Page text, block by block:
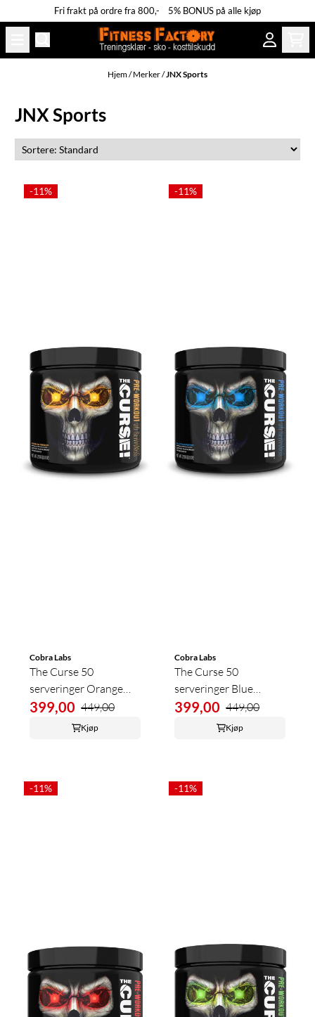
Hopp til innholdFri frakt på ordre fra 800,- 5% BONUS på alle kjøp
Hjem/Merker/JNX Sports
JNX Sports
-11%
Cobra Labs
The Curse 50
serveringer Orange
Mango
399,00 449,00
Kjøp
-11%
Cobra Labs
The Curse 50
serveringer Blue
Raspberry
399,00 449,00
Kjøp
-11% -11%